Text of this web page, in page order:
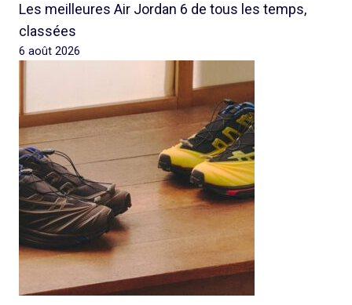
Les meilleures Air Jordan 6 de tous les temps,
classées
6 août 2026